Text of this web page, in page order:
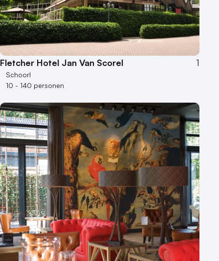
Varende locatie
Fletcher Hotel Jan Van Scorel 1
Schoorl
10 - 140 personen